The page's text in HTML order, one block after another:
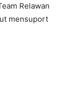
Relawan
mensuport